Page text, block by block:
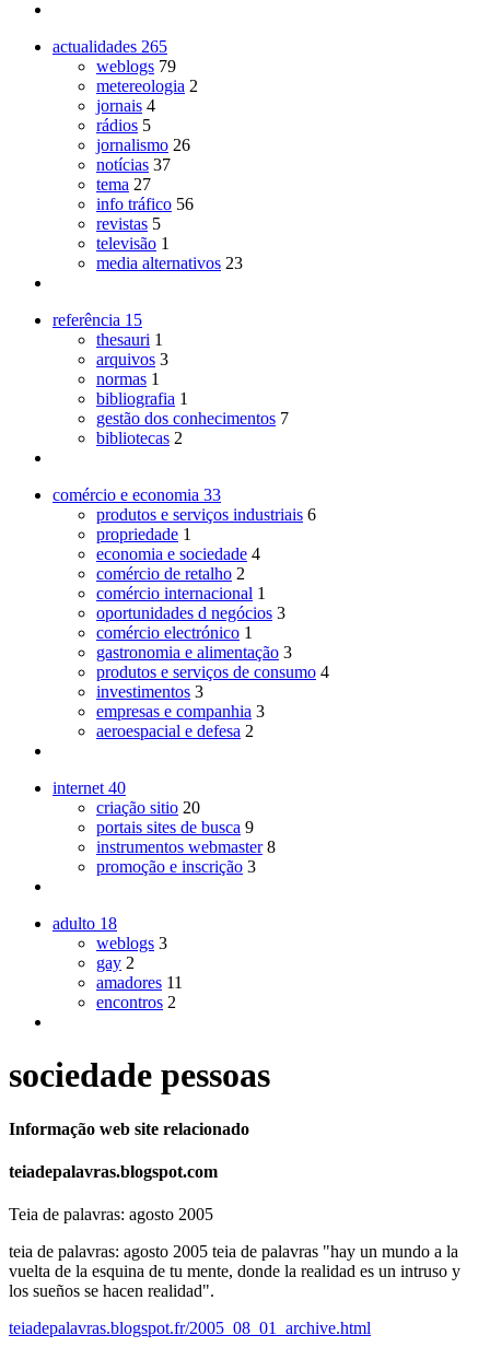
actualidades 265
weblogs 79
metereologia 2
jornais 4
rádios 5
jornalismo 26
notícias 37
tema 27
info tráfico 56
revistas 5
televisão 1
media alternativos 23
referência 15
thesauri 1
arquivos 3
normas 1
bibliografia 1
gestão dos conhecimentos 7
bibliotecas 2
comércio e economia 33
produtos e serviços industriais 6
propriedade 1
economia e sociedade 4
comércio de retalho 2
comércio internacional 1
oportunidades d negócios 3
comércio electrónico 1
gastronomia e alimentação 3
produtos e serviços de consumo 4
investimentos 3
empresas e companhia 3
aeroespacial e defesa 2
internet 40
criação sitio 20
portais sites de busca 9
instrumentos webmaster 8
promoção e inscrição 3
adulto 18
weblogs 3
gay 2
amadores 11
encontros 2
sociedade pessoas
Informação web site relacionado
teiadepalavras.blogspot.com
Teia de palavras: agosto 2005
teia de palavras: agosto 2005 teia de palavras "hay un mundo a la
vuelta de la esquina de tu mente, donde la realidad es un intruso y
los sueños se hacen realidad".
teiadepalavras.blogspot.fr/2005_08_01_archive.html